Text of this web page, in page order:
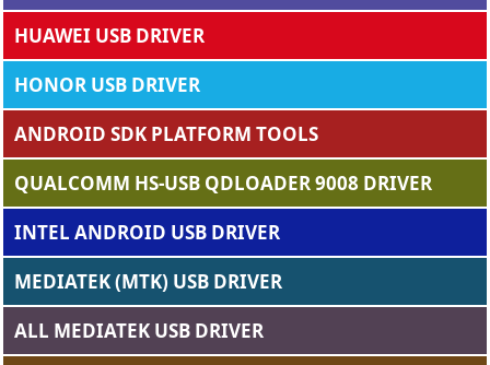
HUAWEI USB DRIVER
HONOR USB DRIVER
ANDROID SDK PLATFORM TOOLS
QUALCOMM HS-USB QDLOADER 9008 DRIVER
INTEL ANDROID USB DRIVER
MEDIATEK (MTK) USB DRIVER
ALL MEDIATEK USB DRIVER